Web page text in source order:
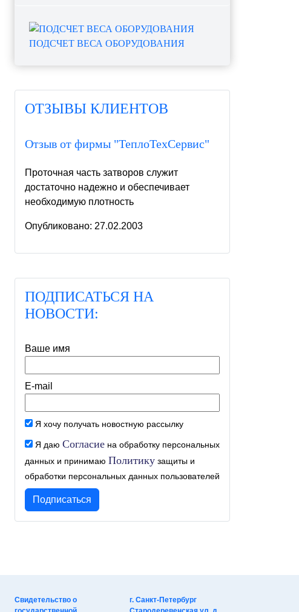
ПОДСЧЕТ ВЕСА ОБОРУДОВАНИЯ
ОТЗЫВЫ КЛИЕНТОВ
Отзыв от фирмы "ТеплоТехСервис"
Проточная часть затворов служит
достаточно надежно и обеспечивает
необходимую плотность
Опубликовано: 27.02.2003
ПОДПИСАТЬСЯ НА
НОВОСТИ:
Ваше имя
E-mail
Я хочу получать новостную рассылку
Я даю Согласие на обработку персональных
данных и принимаю Политику защиты и
обработки персональных данных пользователей
Свидетельство о
г. Санкт-Петербург